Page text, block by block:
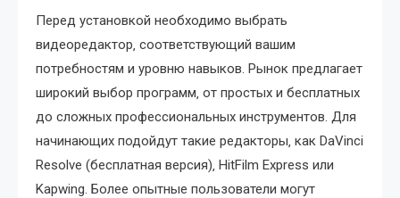
Перед установкой необходимо выбрать
видеоредактор‚ соответствующий вашим
потребностям и уровню навыков. Рынок предлагает
широкий выбор программ‚ от простых и бесплатных
до сложных профессиональных инструментов. Для
начинающих подойдут такие редакторы‚ как DaVinci
Resolve (бесплатная версия)‚ HitFilm Express или
Kapwing. Более опытные пользователи могут